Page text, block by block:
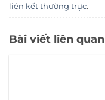
liên kết thường trực.
Bài viết liên quan